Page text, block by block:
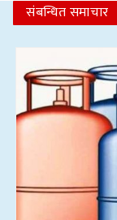
संबन्धित समाचार